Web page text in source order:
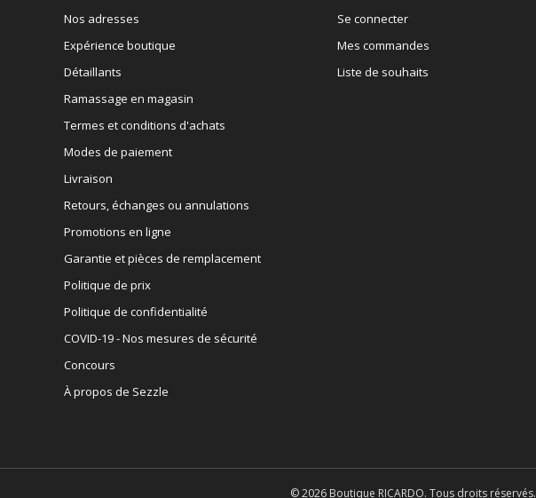
Nos adresses
Expérience boutique
Détaillants
Ramassage en magasin
Termes et conditions d'achats
Modes de paiement
Livraison
Retours, échanges ou annulations
Promotions en ligne
Garantie et pièces de remplacement
Politique de prix
Politique de confidentialité
COVID-19 - Nos mesures de sécurité
Concours
À propos de Sezzle
Se connecter
Mes commandes
Liste de souhaits
© 2026 Boutique RICARDO. Tous droits réservés.